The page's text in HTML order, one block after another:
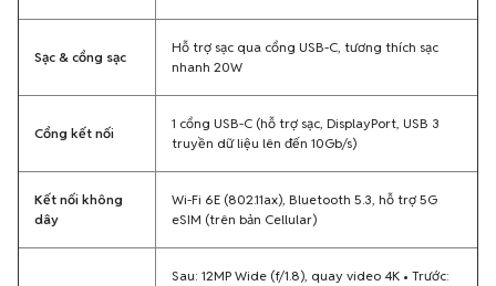
Sạc & cổng sạc
Hỗ trợ sạc qua cổng USB-C, tương thích sạc
nhanh 20W
Cổng kết nối
1 cổng USB-C (hỗ trợ sạc, DisplayPort, USB 3
truyền dữ liệu lên đến 10Gb/s)
Kết nối không
dây
Wi-Fi 6E (802.11ax), Bluetooth 5.3, hỗ trợ 5G
eSIM (trên bản Cellular)
Sau: 12MP Wide (f/1.8), quay video 4K • Trước: